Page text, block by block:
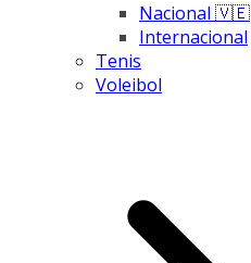
Nacional 🇻🇪
Internacional
Tenis
Voleibol